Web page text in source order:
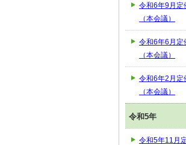
令和6年9月
（本会議）
令和6年6月
（本会議）
令和6年2月
（本会議）
令和5年
令和5年11月